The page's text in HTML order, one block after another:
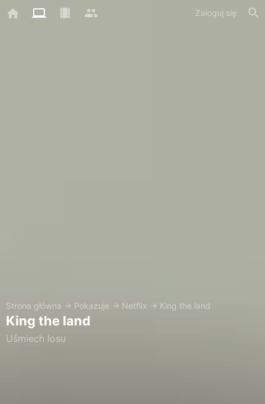
Zaloguj się
Strona główna → Pokazuje → Netflix → King the land
King the land
Uśmiech losu